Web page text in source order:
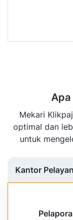
Apa
Mekari
optimal dan
untuk
Kantor